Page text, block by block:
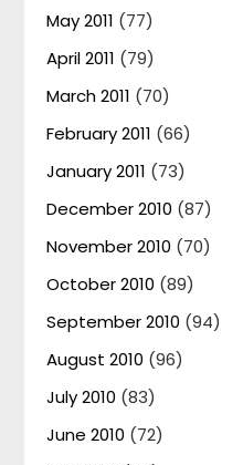
May 2011 (77)
April 2011 (79)
March 2011 (70)
February 2011 (66)
January 2011 (73)
December 2010 (87)
November 2010 (70)
October 2010 (89)
September 2010 (94)
August 2010 (96)
July 2010 (83)
June 2010 (72)